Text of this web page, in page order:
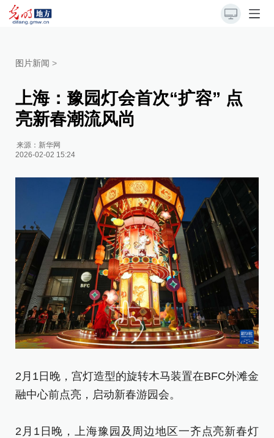
图片新闻 >
上海：豫园灯会首次“扩容” 点
亮新春潮流风尚
来源： 新华网
2026-02-02 15:24
2月1日晚，宫灯造型的旋转木马装置在BFC外滩金
融中心前点亮，启动新春游园会。
2月1日晚，上海豫园及周边地区一齐点亮新春灯